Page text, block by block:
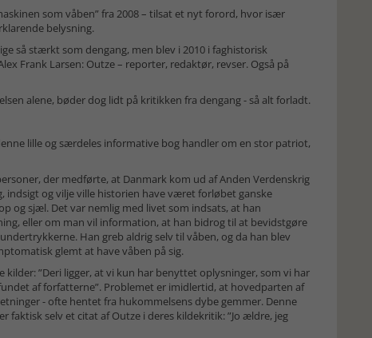
som våben” fra 2008 – tilsat et nyt forord, hvor især
belysning.
så stærkt som dengang, men blev i 2010 i faghistorisk
Frank Larsen: Outze – reporter, redaktør, revser. Også på
alene, bøder dog lidt på kritikken fra dengang - så alt forladt.
lille og særdeles informative bog handler om en stor patriot,
der medførte, at Danmark kom ud af Anden Verdenskrig
indsigt og vilje ville historien have været forløbet ganske
og sjæl. Det var nemlig med livet som indsats, at han
eller om man vil information, at han bidrog til at bevidstgøre
Han greb aldrig selv til våben, og da han blev
glemt at have våben på sig.
”Deri ligger, at vi kun har benyttet oplysninger, som vi har
af forfatterne”. Problemet er imidlertid, at hovedparten af
- ofte hentet fra hukommelsens dybe gemmer. Denne
faktisk selv et citat af Outze i deres kildekritik: ”Jo ældre, jeg